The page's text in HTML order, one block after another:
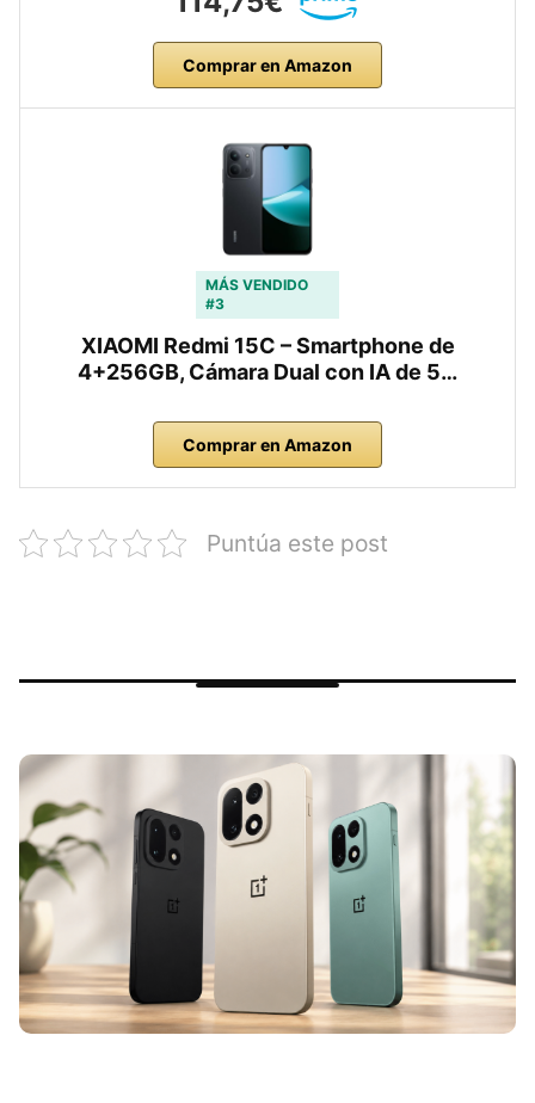
Comprar en Amazon
MÁS VENDIDO
#3
XIAOMI Redmi 15C – Smartphone de
4+256GB, Cámara Dual con IA de 5…
Comprar en Amazon
Puntúa este post